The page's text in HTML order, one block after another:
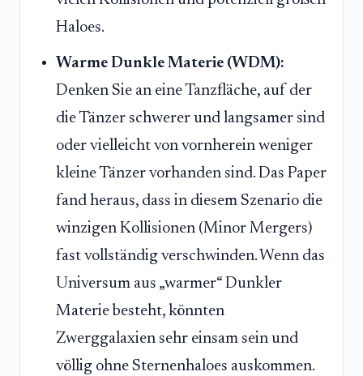
Haloes.
Warme Dunkle Materie (WDM):
Denken Sie an eine Tanzfläche, auf der
die Tänzer schwerer und langsamer sind
oder vielleicht von vornherein weniger
kleine Tänzer vorhanden sind. Das Paper
fand heraus, dass in diesem Szenario die
winzigen Kollisionen (Minor Mergers)
fast vollständig verschwinden. Wenn das
Universum aus „warmer“ Dunkler
Materie besteht, könnten
Zwerggalaxien sehr einsam sein und
völlig ohne Sternenhaloes auskommen.